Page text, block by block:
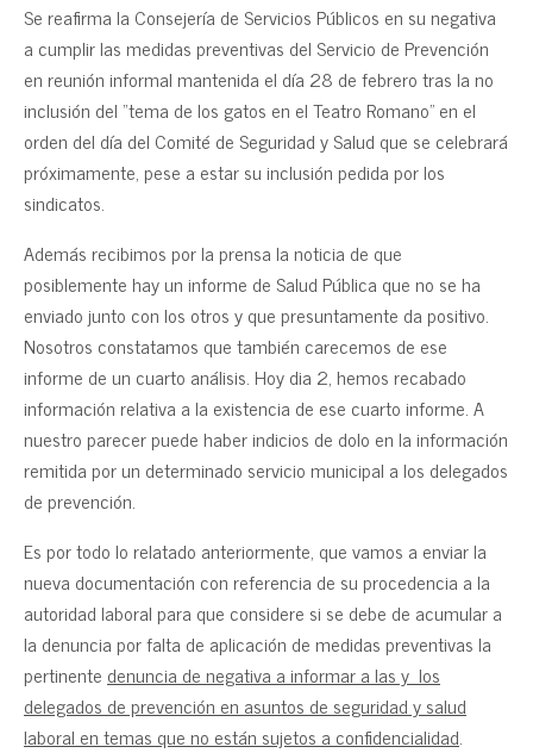
Se reafirma la Consejería de Servicios Públicos en su negativa
a cumplir las medidas preventivas del Servicio de Prevención
en reunión informal mantenida el día 28 de febrero tras la no
inclusión del “tema de los gatos en el Teatro Romano” en el
orden del día del Comité de Seguridad y Salud que se celebrará
próximamente, pese a estar su inclusión pedida por los
sindicatos.
Además recibimos por la prensa la noticia de que
posiblemente hay un informe de Salud Pública que no se ha
enviado junto con los otros y que presuntamente da positivo.
Nosotros constatamos que también carecemos de ese
informe de un cuarto análisis. Hoy dia 2, hemos recabado
información relativa a la existencia de ese cuarto informe. A
nuestro parecer puede haber indicios de dolo en la información
remitida por un determinado servicio municipal a los delegados
de prevención.
Es por todo lo relatado anteriormente, que vamos a enviar la
nueva documentación con referencia de su procedencia a la
autoridad laboral para que considere si se debe de acumular a
la denuncia por falta de aplicación de medidas preventivas la
pertinente denuncia de negativa a informar a las y los
delegados de prevención en asuntos de seguridad y salud
laboral en temas que no están sujetos a confidencialidad.